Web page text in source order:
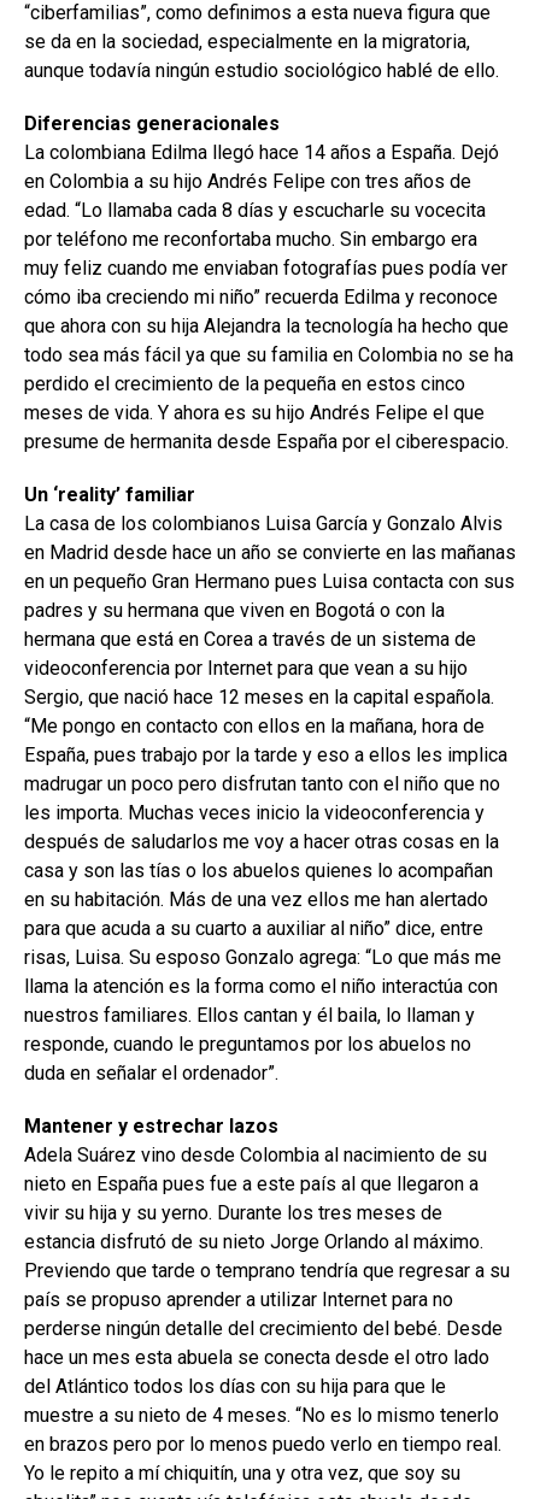
“ciberfamilias”, como definimos a esta nueva figura que
se da en la sociedad, especialmente en la migratoria,
aunque todavía ningún estudio sociológico hablé de ello.
Diferencias generacionales
La colombiana Edilma llegó hace 14 años a España. Dejó
en Colombia a su hijo Andrés Felipe con tres años de
edad. “Lo llamaba cada 8 días y escucharle su vocecita
por teléfono me reconfortaba mucho. Sin embargo era
muy feliz cuando me enviaban fotografías pues podía ver
cómo iba creciendo mi niño” recuerda Edilma y reconoce
que ahora con su hija Alejandra la tecnología ha hecho que
todo sea más fácil ya que su familia en Colombia no se ha
perdido el crecimiento de la pequeña en estos cinco
meses de vida. Y ahora es su hijo Andrés Felipe el que
presume de hermanita desde España por el ciberespacio.
Un ‘reality’ familiar
La casa de los colombianos Luisa García y Gonzalo Alvis
en Madrid desde hace un año se convierte en las mañanas
en un pequeño Gran Hermano pues Luisa contacta con sus
padres y su hermana que viven en Bogotá o con la
hermana que está en Corea a través de un sistema de
videoconferencia por Internet para que vean a su hijo
Sergio, que nació hace 12 meses en la capital española.
“Me pongo en contacto con ellos en la mañana, hora de
España, pues trabajo por la tarde y eso a ellos les implica
madrugar un poco pero disfrutan tanto con el niño que no
les importa. Muchas veces inicio la videoconferencia y
después de saludarlos me voy a hacer otras cosas en la
casa y son las tías o los abuelos quienes lo acompañan
en su habitación. Más de una vez ellos me han alertado
para que acuda a su cuarto a auxiliar al niño” dice, entre
risas, Luisa. Su esposo Gonzalo agrega: “Lo que más me
llama la atención es la forma como el niño interactúa con
nuestros familiares. Ellos cantan y él baila, lo llaman y
responde, cuando le preguntamos por los abuelos no
duda en señalar el ordenador”.
Mantener y estrechar lazos
Adela Suárez vino desde Colombia al nacimiento de su
nieto en España pues fue a este país al que llegaron a
vivir su hija y su yerno. Durante los tres meses de
estancia disfrutó de su nieto Jorge Orlando al máximo.
Previendo que tarde o temprano tendría que regresar a su
país se propuso aprender a utilizar Internet para no
perderse ningún detalle del crecimiento del bebé. Desde
hace un mes esta abuela se conecta desde el otro lado
del Atlántico todos los días con su hija para que le
muestre a su nieto de 4 meses. “No es lo mismo tenerlo
en brazos pero por lo menos puedo verlo en tiempo real.
Yo le repito a mí chiquitín, una y otra vez, que soy su